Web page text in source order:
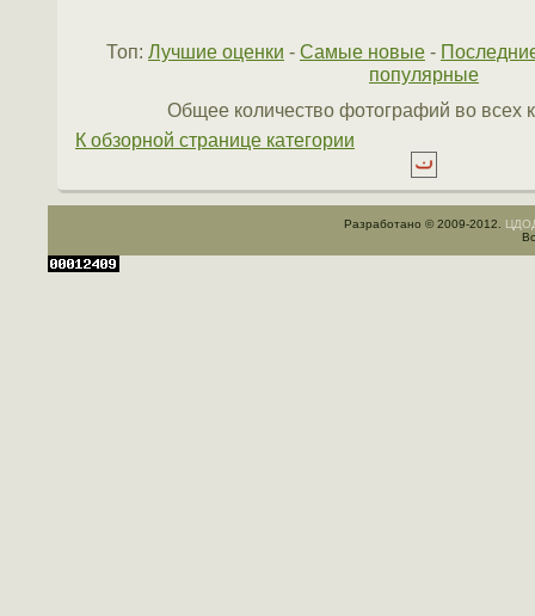
Топ: Лучшие оценки - Самые новые -
популярные
Общее количество фотографий во всех
К обзорной странице категории
Разработано © 2009-2012.